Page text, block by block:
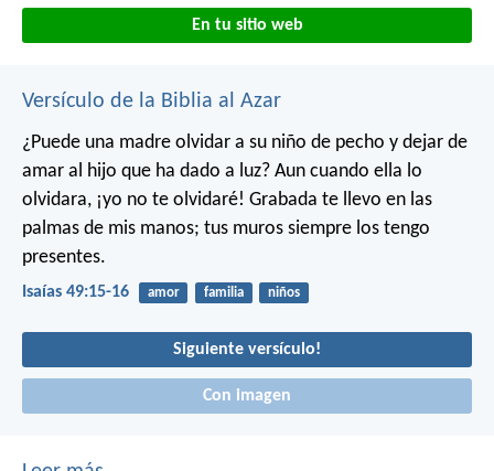
En tu sitio web
Versículo de la Biblia al Azar
¿Puede una madre olvidar a su niño de pecho y dejar de
amar al hijo que ha dado a luz? Aun cuando ella lo
olvidara, ¡yo no te olvidaré! Grabada te llevo en las
palmas de mis manos; tus muros siempre los tengo
presentes.
Isaías 49:15-16 amor familia niños
Siguiente versículo!
Con imagen